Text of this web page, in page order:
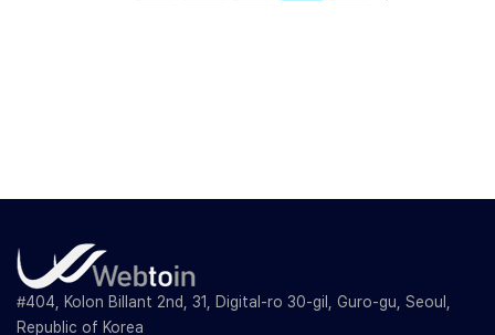
#404, Kolon Billant 2nd, 31, Digital-ro 30-gil, Guro-gu, Seoul,
Republic of Korea